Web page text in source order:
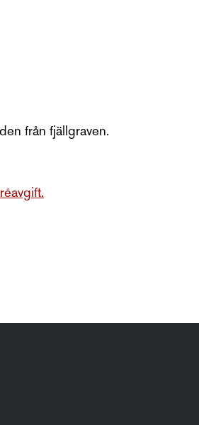
från fjällgraven.